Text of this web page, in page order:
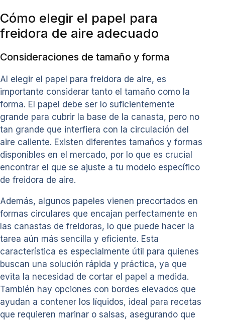
Cómo elegir el papel para
freidora de aire adecuado
Consideraciones de tamaño y forma
Al elegir el papel para freidora de aire, es
importante considerar tanto el tamaño como la
forma. El papel debe ser lo suficientemente
grande para cubrir la base de la canasta, pero no
tan grande que interfiera con la circulación del
aire caliente. Existen diferentes tamaños y formas
disponibles en el mercado, por lo que es crucial
encontrar el que se ajuste a tu modelo específico
de freidora de aire.
Además, algunos papeles vienen precortados en
formas circulares que encajan perfectamente en
las canastas de freidoras, lo que puede hacer la
tarea aún más sencilla y eficiente. Esta
característica es especialmente útil para quienes
buscan una solución rápida y práctica, ya que
evita la necesidad de cortar el papel a medida.
También hay opciones con bordes elevados que
ayudan a contener los líquidos, ideal para recetas
que requieren marinar o salsas, asegurando que